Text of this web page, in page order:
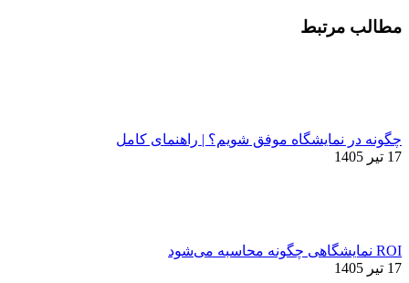
مطالب مرتبط
چگونه در نمایشگاه موفق شویم؟ | راهنمای کامل
17 تیر 1405
ROI نمایشگاهی چگونه محاسبه می‌شود
17 تیر 1405